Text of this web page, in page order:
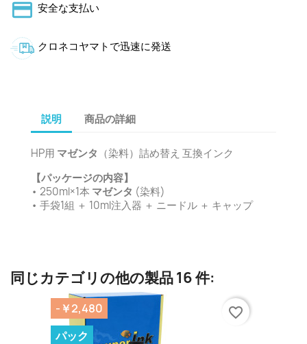
安全な支払い
クロネコヤマトで迅速に発送
説明 商品の詳細
HP用 マゼンタ （染料）詰め替え 互換インク
【パッケージの内容】
• 250ml×1本 マゼンタ (染料)
• 手袋1組 ＋ 10ml注入器 ＋ ニードル ＋ キャップ
同じカテゴリの他の製品 16 件:
-￥2,480
パック
favorite_border